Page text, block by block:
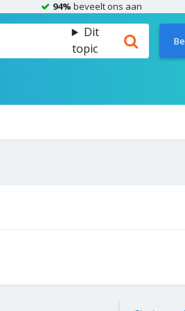
94% beveelt ons aan
Dit
topic